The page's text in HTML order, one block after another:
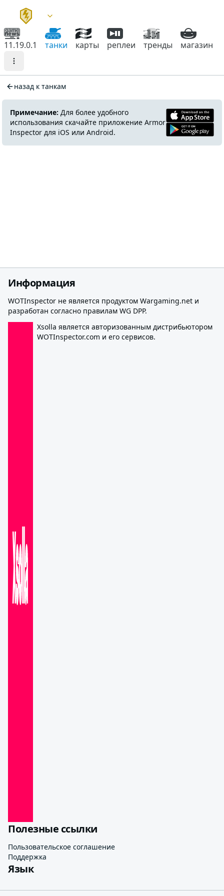
11.19.0.1 танки карты реплеи тренды магазин
назад к танкам
Примечание: Для более удобного
использования скачайте приложение Armor
Inspector для iOS или Android.
Информация
WOTInspector не является продуктом Wargaming.net и
разработан согласно правилам WG DPP.
Xsolla является авторизованным дистрибьютором
WOTInspector.com и его сервисов.
Полезные ссылки
Пользовательское соглашение
Поддержка
Язык